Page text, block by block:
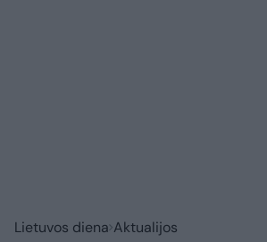
Lietuvos diena Aktualijos